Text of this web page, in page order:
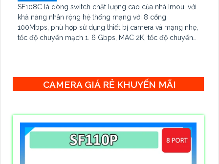
SF108C là dòng switch chất lượng cao của nhà Imou, với
khả năng nhân rộng hệ thống mạng với 8 cổng
100Mbps, phù hợp sử dụng thiết bị camera và mạng nhẹ,
tốc độ chuyển mạch 1. 6 Gbps, MAC 2K, tốc độ chuyển
CAMERA GIÁ RẺ KHUYẾN MÃI